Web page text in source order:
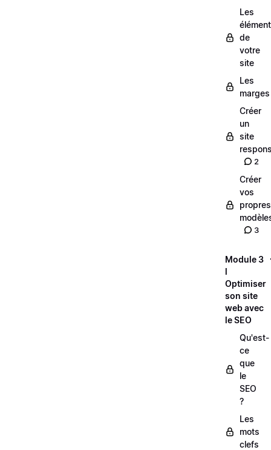
Les
de
votre
site
Les
marges
Créer
un
site
2
Créer
vos
propres
3
Module 3
l
Optimiser
son site
web avec
le SEO
Qu'est-
ce
que
le
SEO
?
Les
mots
clefs